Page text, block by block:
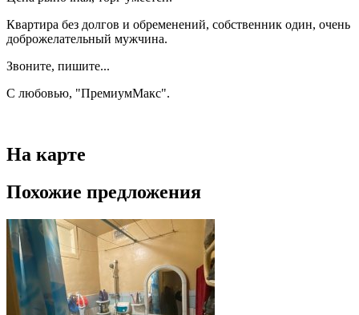
Квартира без долгов и обременений, собственник один, очень
доброжелательный мужчина.
Звоните, пишите...
С любовью, "ПремиумМакс".
На карте
Похожие предложения